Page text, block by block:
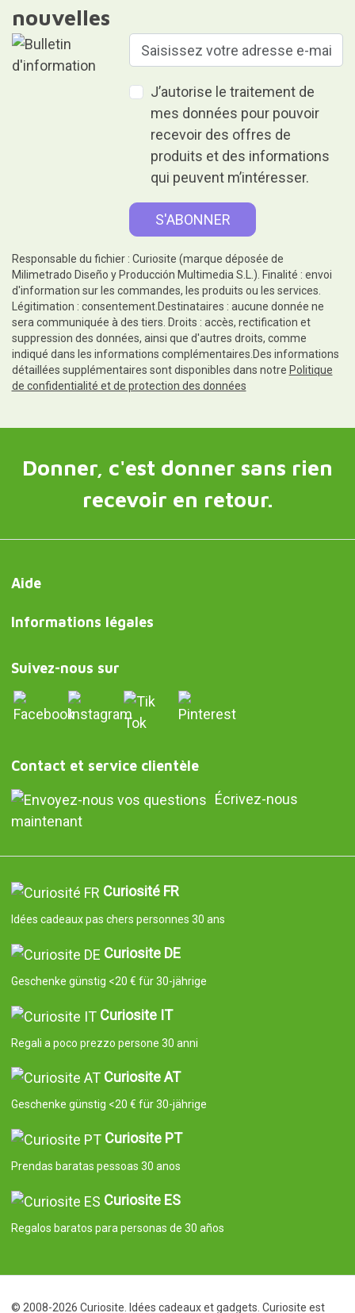
nouvelles
J’autorise le traitement de
mes données pour pouvoir
recevoir des offres de
produits et des informations
qui peuvent m’intéresser.
Responsable du fichier : Curiosite (marque déposée de
Milimetrado Diseño y Producción Multimedia S.L.). Finalité : envoi
d'information sur les commandes, les produits ou les services.
Légitimation : consentement.Destinataires : aucune donnée ne
sera communiquée à des tiers. Droits : accès, rectification et
suppression des données, ainsi que d'autres droits, comme
indiqué dans les informations complémentaires.Des informations
détaillées supplémentaires sont disponibles dans notre Politique
de confidentialité et de protection des données
Donner, c'est donner sans rien
recevoir en retour.
Aide
Informations légales
Suivez-nous sur
Contact et service clientèle
Écrivez-nous
maintenant
Curiosité FR
Idées cadeaux pas chers personnes 30 ans
Curiosite DE
Geschenke günstig <20 € für 30-jährige
Curiosite IT
Regali a poco prezzo persone 30 anni
Curiosite AT
Geschenke günstig <20 € für 30-jährige
Curiosite PT
Prendas baratas pessoas 30 anos
Curiosite ES
Regalos baratos para personas de 30 años
© 2008-2026 Curiosite. Idées cadeaux et gadgets. Curiosite est